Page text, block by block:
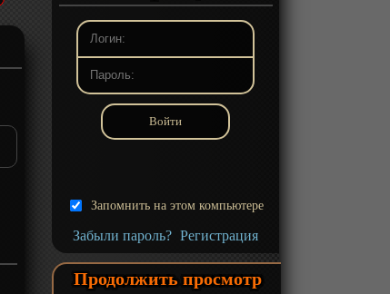
Запомнить на этом компьютере
Забыли пароль? Регистрация
Продолжить просмотр